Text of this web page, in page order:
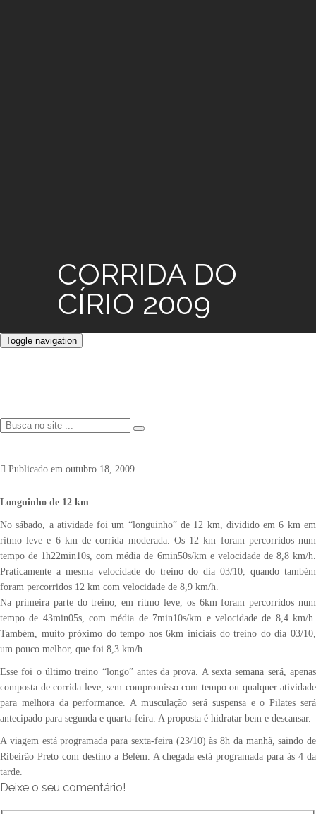
CORRIDA DO
CÍRIO 2009
Toggle navigation
Publicado em outubro 18, 2009
Longuinho de 12 km
No sábado, a atividade foi um “longuinho” de 12 km, dividido em 6 km em
ritmo leve e 6 km de corrida moderada. Os 12 km foram percorridos num
tempo de 1h22min10s, com média de 6min50s/km e velocidade de 8,8 km/h.
Praticamente a mesma velocidade do treino do dia 03/10, quando também
foram percorridos 12 km com velocidade de 8,9 km/h.
Na primeira parte do treino, em ritmo leve, os 6km foram percorridos num
tempo de 43min05s, com média de 7min10s/km e velocidade de 8,4 km/h.
Também, muito próximo do tempo nos 6km iniciais do treino do dia 03/10,
um pouco melhor, que foi 8,3 km/h.
Esse foi o último treino “longo” antes da prova. A sexta semana será, apenas
composta de corrida leve, sem compromisso com tempo ou qualquer atividade
para melhora da performance. A musculação será suspensa e o Pilates será
antecipado para segunda e quarta-feira. A proposta é hidratar bem e descansar.
A viagem está programada para sexta-feira (23/10) às 8h da manhã, saindo de
Ribeirão Preto com destino a Belém. A chegada está programada para às 4 da
tarde.
Deixe o seu comentário!